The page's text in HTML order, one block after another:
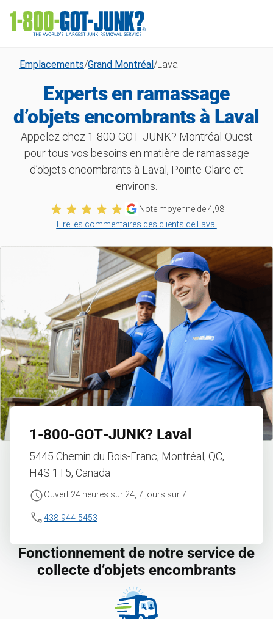
Emplacements/Grand Montréal/Laval
Experts en ramassage
d’objets encombrants à Laval
Appelez chez 1‑800‑GOT‑JUNK? Montréal-Ouest
pour tous vos besoins en matière de ramassage
d’objets encombrants à Laval, Pointe-Claire et
environs.
Note moyenne de4,98
Lire les commentaires des clients de Laval
1‑800‑GOT‑JUNK? Laval
5445 Chemin du Bois-Franc, Montréal, QC,
H4S 1T5, Canada
Ouvert 24 heures sur 24, 7 jours sur 7
438-944-5453
Fonctionnement de notre service de
collecte d’objets encombrants